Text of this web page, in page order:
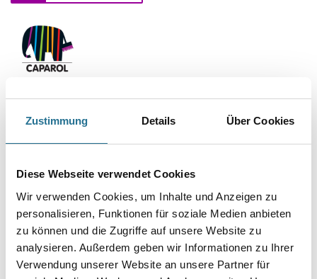
Zustimmung Details Über Cookies
Diese Webseite verwendet Cookies
Wir verwenden Cookies, um Inhalte und Anzeigen zu
personalisieren, Funktionen für soziale Medien anbieten
zu können und die Zugriffe auf unsere Website zu
analysieren. Außerdem geben wir Informationen zu Ihrer
Verwendung unserer Website an unsere Partner für
Capamix ColorExpress Tönpaste 59+ 1,0 lt Schwarz (Alk)
Art-Nr.:1001-013680
Gebinde